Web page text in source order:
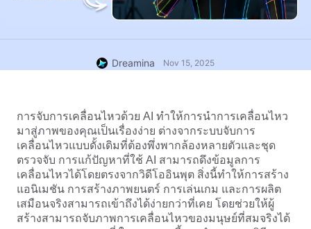
Dreamina Nov 15, 2025
การจับการเคลื่อนไหวด้วย AI ทำให้การนำการเคลื่อนไหว
มาสู่ภาพของคุณเป็นเรื่องง่าย ต่างจากระบบจับการ
เคลื่อนไหวแบบดั้งเดิมที่ต้องพึ่งพากล้องหลายตัวและชุด
ตรวจจับ การแก้ปัญหาที่ใช้ AI สามารถดึงข้อมูลการ
เคลื่อนไหวได้โดยตรงจากวิดีโออินพุต สิ่งนี้ทำให้การสร้าง
แอนิเมชัน การสร้างภาพยนตร์ การเล่นเกม และการผลิต
เสมือนจริงสามารถเข้าถึงได้ง่ายกว่าที่เคย โดยช่วยให้ผู้
สร้างสามารถจับภาพการเคลื่อนไหวของมนุษย์ที่สมจริงได้